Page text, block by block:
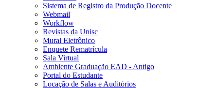
Sistema de Registro da Produção Docente
Webmail
Workflow
Revistas da Unisc
Mural Eletrônico
Enquete Rematrícula
Sala Virtual
Ambiente Graduação EAD - Antigo
Portal do Estudante
Locação de Salas e Auditórios